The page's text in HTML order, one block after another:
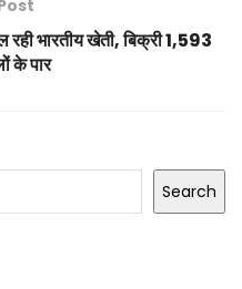
भारतीय खेती, बिक्री 1,593
के पार
Search